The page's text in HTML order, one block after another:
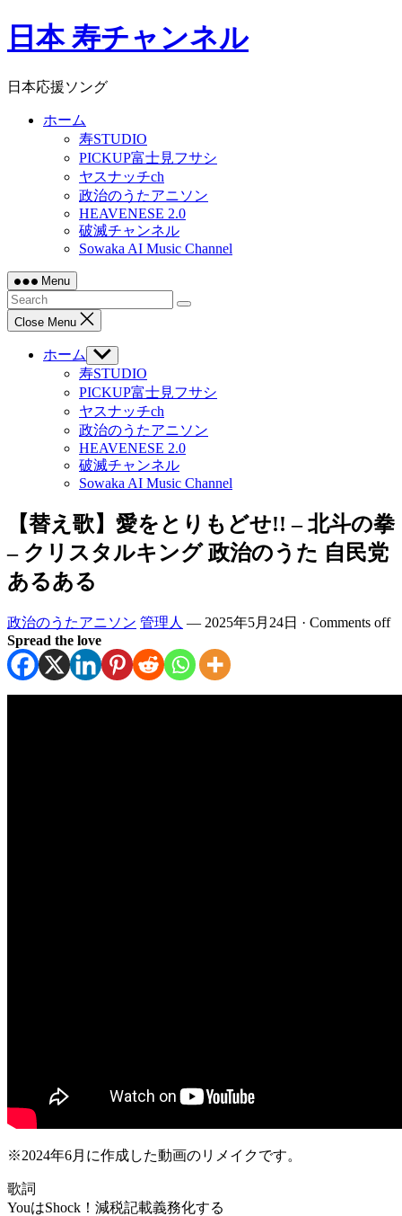
Skip
to日本 寿チャンネル
日本応援ソング
ホーム
寿STUDIO
PICKUP富士見フサシ
ヤスナッチch
政治のうたアニソン
HEAVENESE 2.0
破滅チャンネル
Sowaka AI Music Channel
Menu
Close Menu
ホーム
Show
sub
menu
寿STUDIO
PICKUP富士見フサシ
ヤスナッチch
政治のうたアニソン
HEAVENESE 2.0
破滅チャンネル
Sowaka AI Music Channel
【替え歌】愛をとりもどせ!! – 北斗の拳
– クリスタルキング 政治のうた 自民党
あるある
政治のうたアニソン 管理人 — 2025年5月24日 · Comments off
Spread the love
※2024年6月に作成した動画のリメイクです。
歌詞
YouはShock！減税記載義務化する